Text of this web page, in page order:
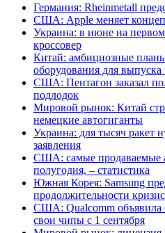
Германия: Rheinmetall
США: Apple меняет
Украина: в июне на
кроссовер
Китай: амбициозные
оборудования для выпуска
США: Пентагон заказал
подлодок
Мировой рынок: Китай
немецкие автогиганты
Украина: для тысяч ракет
заявления
США: самые продаваемые
полугодия, – статистика
Южная Корея: Samsung
продолжительности
США: Qualcomm объявила
свои чипы с 1 сентября